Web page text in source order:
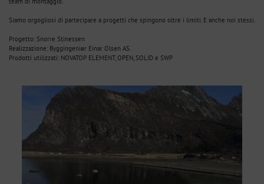
Siamo orgogliosi di partecipare a progetti che spingono oltre i limiti. E anche noi stessi.
Progetto: Snorre Stinessen
Realizzazione: Byggingeniør Einar Olsen AS.
Prodotti utilizzati: NOVATOP ELEMENT, OPEN, SOLID e SWP